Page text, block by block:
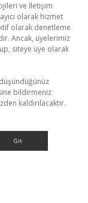
ve İletişim
olarak hizmet
olarak denetleme
Ancak, üyelerimiz
siteye üye olarak
bildirmeniz
kaldırılacaktır.